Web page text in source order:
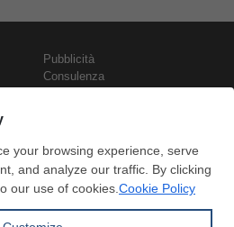
Pubblicità
Consulenza
Marketplace Inc.